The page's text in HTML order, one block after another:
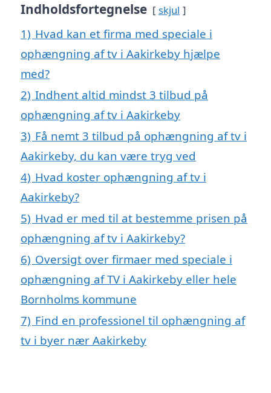
Indholdsfortegnelse skjul
1) Hvad kan et firma med speciale i
ophængning af tv i Aakirkeby hjælpe
med?
2) Indhent altid mindst 3 tilbud på
ophængning af tv i Aakirkeby
3) Få nemt 3 tilbud på ophængning af tv i
Aakirkeby, du kan være tryg ved
4) Hvad koster ophængning af tv i
Aakirkeby?
5) Hvad er med til at bestemme prisen på
ophængning af tv i Aakirkeby?
6) Oversigt over firmaer med speciale i
ophængning af TV i Aakirkeby eller hele
Bornholms kommune
7) Find en professionel til ophængning af
tv i byer nær Aakirkeby